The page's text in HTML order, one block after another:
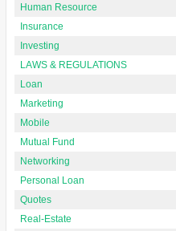
Human Resource
Insurance
Investing
LAWS & REGULATIONS
Loan
Marketing
Mobile
Mutual Fund
Networking
Personal Loan
Quotes
Real-Estate